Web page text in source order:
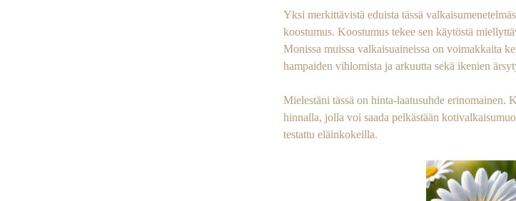
Yksi merkittävistä eduista tässä
koostumus. Koostumus tekee sen käytöstä
Monissa muissa valkaisuaineissa on voimakkaita
hampaiden vihlomista ja arkuutta sekä ikenien
Mielestäni tässä on hinta-laatusuhde erinomainen.
hinnalla, jolla voi saada pelkästään
testattu eläinkokeilla.